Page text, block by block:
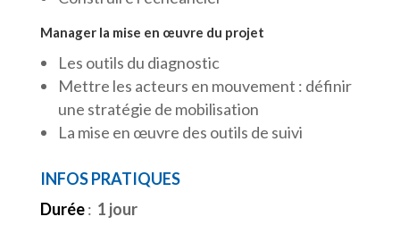
Manager la mise en œuvre du projet
Les outils du diagnostic
Mettre les acteurs en mouvement : définir
une stratégie de mobilisation
La mise en œuvre des outils de suivi
INFOS PRATIQUES
Durée: 1 jour